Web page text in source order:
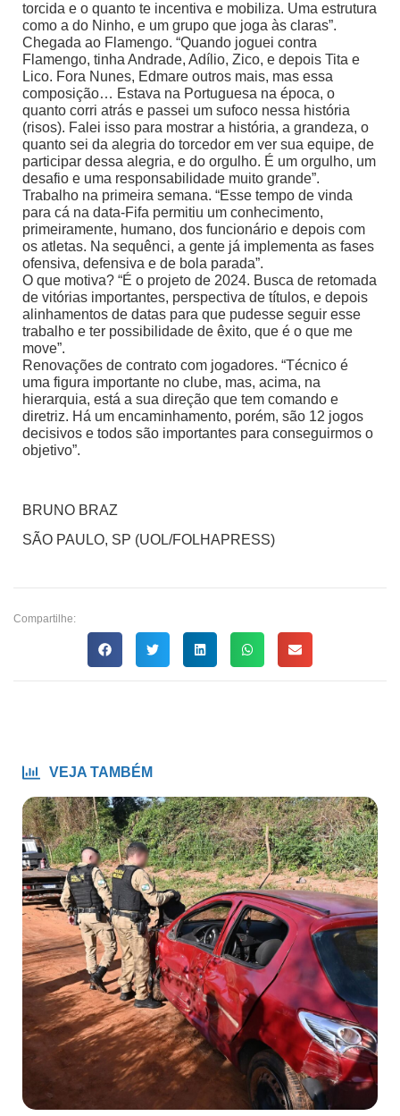
torcida e o quanto te incentiva e mobiliza. Uma estrutura
como a do Ninho, e um grupo que joga às claras”.
Chegada ao Flamengo. “Quando joguei contra
Flamengo, tinha Andrade, Adílio, Zico, e depois Tita e
Lico. Fora Nunes, Edmare outros mais, mas essa
composição… Estava na Portuguesa na época, o
quanto corri atrás e passei um sufoco nessa história
(risos). Falei isso para mostrar a história, a grandeza, o
quanto sei da alegria do torcedor em ver sua equipe, de
participar dessa alegria, e do orgulho. É um orgulho, um
desafio e uma responsabilidade muito grande”.
Trabalho na primeira semana. “Esse tempo de vinda
para cá na data-Fifa permitiu um conhecimento,
primeiramente, humano, dos funcionário e depois com
os atletas. Na sequênci, a gente já implementa as fases
ofensiva, defensiva e de bola parada”.
O que motiva? “É o projeto de 2024. Busca de retomada
de vitórias importantes, perspectiva de títulos, e depois
alinhamentos de datas para que pudesse seguir esse
trabalho e ter possibilidade de êxito, que é o que me
move”.
Renovações de contrato com jogadores. “Técnico é
uma figura importante no clube, mas, acima, na
hierarquia, está a sua direção que tem comando e
diretriz. Há um encaminhamento, porém, são 12 jogos
decisivos e todos são importantes para conseguirmos o
objetivo”.
BRUNO BRAZ
SÃO PAULO, SP (UOL/FOLHAPRESS)
Compartilhe:
VEJA TAMBÉM